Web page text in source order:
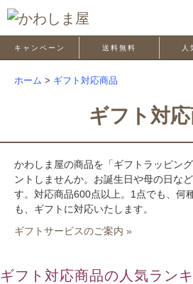
キャンペーン 送料無料 人
ホーム > ギフト対応商品
ギフト対
かわしま屋の商品を「ギフトラッピン
ントしませんか。お誕生日や母の日な
す。対応商品600点以上。1点でも、何
も、ギフトに対応いたします。
ギフトサービスのご案内 »
ギフト対応商品の人気ラン